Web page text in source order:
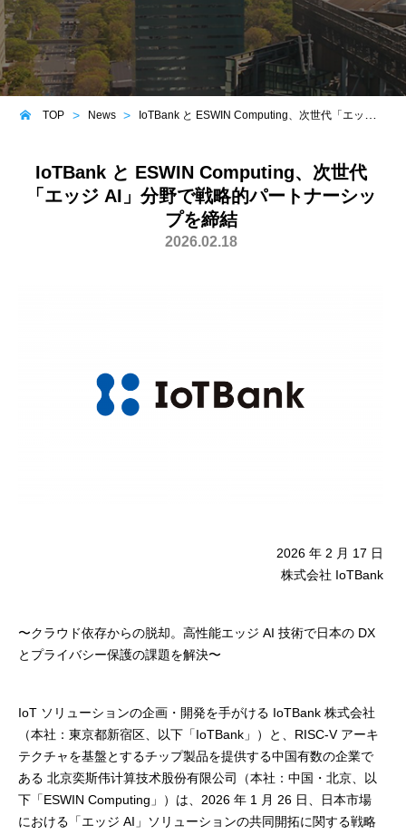
TOP News IoTBank と ESWIN Computing、次世代「エッジ AI」分野で戦略的パートナーシップを締結
IoTBank と ESWIN Computing、次世代
「エッジ AI」分野で戦略的パートナーシッ
プを締結
2026.02.18
2026 年 2 月 17 日
株式会社 IoTBank
〜クラウド依存からの脱却。高性能エッジ AI 技術で日本の DX
とプライバシー保護の課題を解決〜
IoT ソリューションの企画・開発を手がける IoTBank 株式会社
（本社：東京都新宿区、以下「IoTBank」）と、RISC-V アーキ
テクチャを基盤とするチップ製品を提供する中国有数の企業で
ある 北京奕斯伟计算技术股份有限公司（本社：中国・北京、以
下「ESWIN Computing」）は、2026 年 1 月 26 日、日本市場
における「エッジ AI」ソリューションの共同開拓に関する戦略